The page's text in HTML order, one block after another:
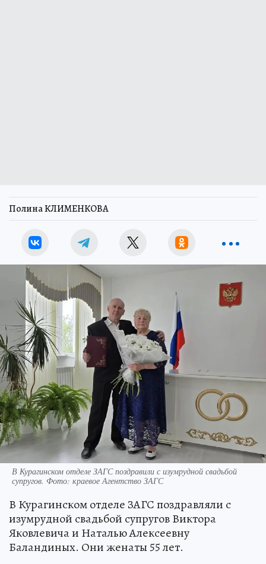
Полина КЛИМЕНКОВА
В Курагинском отделе ЗАГС поздравили с изумрудной свадьбой
супругов. Фото: краевое Агентство ЗАГС
В Курагинском отделе ЗАГС поздравляли с
изумрудной свадьбой супругов Виктора
Яковлевича и Наталью Алексеевну
Баландиных. Они женаты 55 лет.